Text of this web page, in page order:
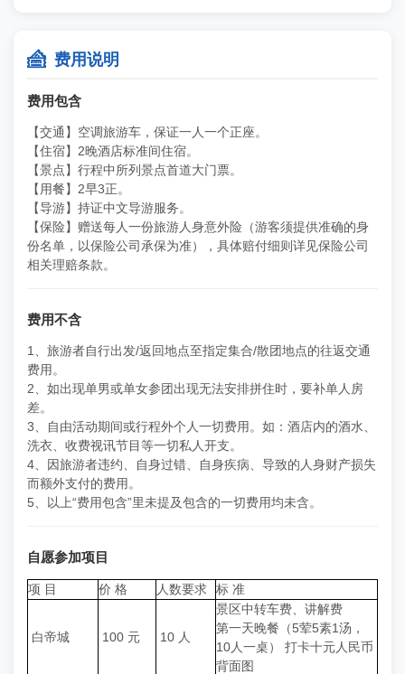
 费用说明
费用包含
【交通】空调旅游车，保证一人一个正座。
【住宿】2晚酒店标准间住宿。
【景点】行程中所列景点首道大门票。
【用餐】2早3正。
【导游】持证中文导游服务。
【保险】赠送每人一份旅游人身意外险（游客须提供准确的身
份名单，以保险公司承保为准），具体赔付细则详见保险公司
相关理赔条款。
费用不含
1、旅游者自行出发/返回地点至指定集合/散团地点的往返交通
费用。
2、如出现单男或单女参团出现无法安排拼住时，要补单人房
差。
3、自由活动期间或行程外个人一切费用。如：酒店内的酒水、
洗衣、收费视讯节目等一切私人开支。
4、因旅游者违约、自身过错、自身疾病、导致的人身财产损失
而额外支付的费用。
5、以上“费用包含”里未提及包含的一切费用均未含。
自愿参加项目
项 目 价 格 人数要求 标 准
白帝城 100 元 10 人
景区中转车费、讲解费
第一天晚餐（5荤5素1汤，
10人一桌） 打卡十元人民币
背面图